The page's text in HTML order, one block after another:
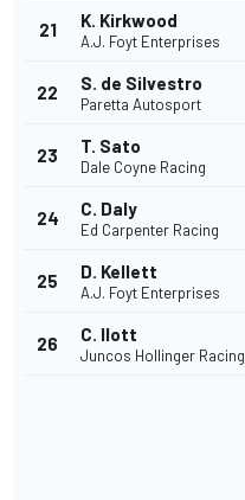
21 K. Kirkwood
A.J. Foyt Enterprises
22 S. de Silvestro
Paretta Autosport
23 T. Sato
Dale Coyne Racing
24 C. Daly
Ed Carpenter Racing
25 D. Kellett
A.J. Foyt Enterprises
26 C. Ilott
Juncos Hollinger Racing